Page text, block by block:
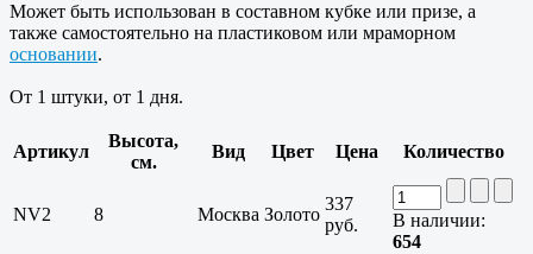
Может быть использован в составном кубке или призе, а
также самостоятельно на пластиковом или мраморном
основании.
От 1 штуки, от 1 дня.
Артикул
Высота,
см.
Вид Цвет Цена Количество
NV2 8 Москва Золото
337
руб.
В наличии:
654